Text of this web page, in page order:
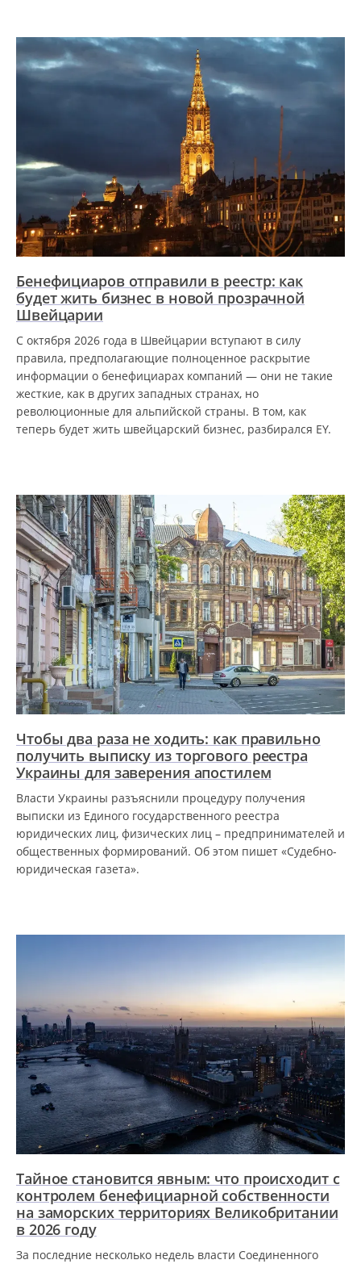
Бенефициаров отправили в реестр: как
будет жить бизнес в новой прозрачной
Швейцарии
С октября 2026 года в Швейцарии вступают в силу
правила, предполагающие полноценное раскрытие
информации о бенефициарах компаний — они не такие
жесткие, как в других западных странах, но
революционные для альпийской страны. В том, как
теперь будет жить швейцарский бизнес, разбирался EY.
Чтобы два раза не ходить: как правильно
получить выписку из торгового реестра
Украины для заверения апостилем
Власти Украины разъяснили процедуру получения
выписки из Единого государственного реестра
юридических лиц, физических лиц – предпринимателей и
общественных формирований. Об этом пишет «Судебно-
юридическая газета».
Тайное становится явным: что происходит с
контролем бенефициарной собственности
на заморских территориях Великобритании
в 2026 году
За последние несколько недель власти Соединенного